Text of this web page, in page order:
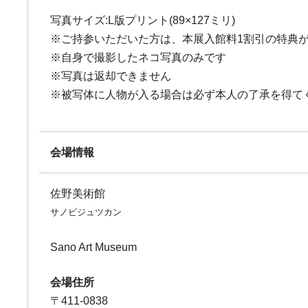
写真サイズ:L版プリント(89×127ミリ)
※ご持参いただいた方は、本展入館料1割引の特典
※自身で撮影したネコ写真のみです
※写真は返却できません
※被写体に人物が入る場合は必ず本人の了承を得て
会場情報
佐野美術館
サノビジュツカン
Sano Art Museum
会場住所
〒411-0838